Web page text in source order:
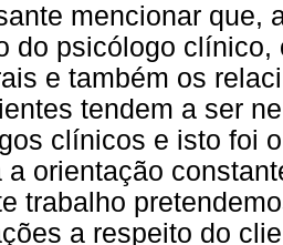
mencionar que,
do psicólogo
e também os
tendem a ser
clínicos e isto foi
a orientação
trabalho
a respeito do